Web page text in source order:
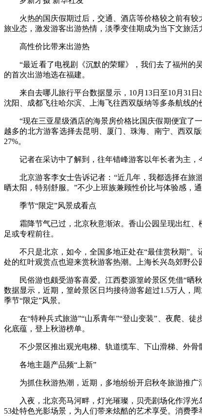
火热的国庆假期过后，交通、酒店等价格较之前有较
旅业态，激发游客出游热情，淡季变佳期成为当下文旅活
高性价比带来出游热
“最近看了电视剧《沉默的荣耀》，我们去了福州的吴
的首次出游地选在福建。
来自去哪儿旅行平台数据显示，10月13日至10月31日
沈阳、成都飞往哈尔滨、上海飞往西双版纳等多条航线的
“现在三亚星级酒店的海景房价格比国庆假期便宜了一
越多的北方游客选择去昆明、厦门、珠海、南宁、西双
27%。
记者在采访中了解到，往年错峰游客以年长者为主，
北京游客李女士告诉记者：“近几年，我都选择在旅游
晒太阳，特别舒服。”不少上班族兼顾性价比与体验感，
季节“限定”风景成看点
霜降节气已过，北京秋意渐浓。香山公园呈现出红、
足或专程前往。
不只是北京，如今，全国多地正处在“最佳赏秋期”。
处的红叶观赏点也迎来赏秋游客热潮。上海长兴岛郊野公
民俗游也颇受游客喜爱。江西婺源篁岭景区凭借“晒秋
数据显示，近期，篁岭景区日均接待游客超过1.5万人，
季节“限定”风景。
在“特种兵式旅游”“山系青年”“登山变装”、夜爬、徒
化底蕴，登上秋游榜单。
不少景区推出观光电梯、轨道缆车、下山滑梯、外骨
各地主题产品频“上新”
为抓住秋游热潮，近期，多地纷纷开启秋冬旅游推广
入夜，北京亮马河畔，灯光璀璨，贝壳剧场化作浮光
53处特色光影场景，为人们带来炫酷的艺术享受。消费